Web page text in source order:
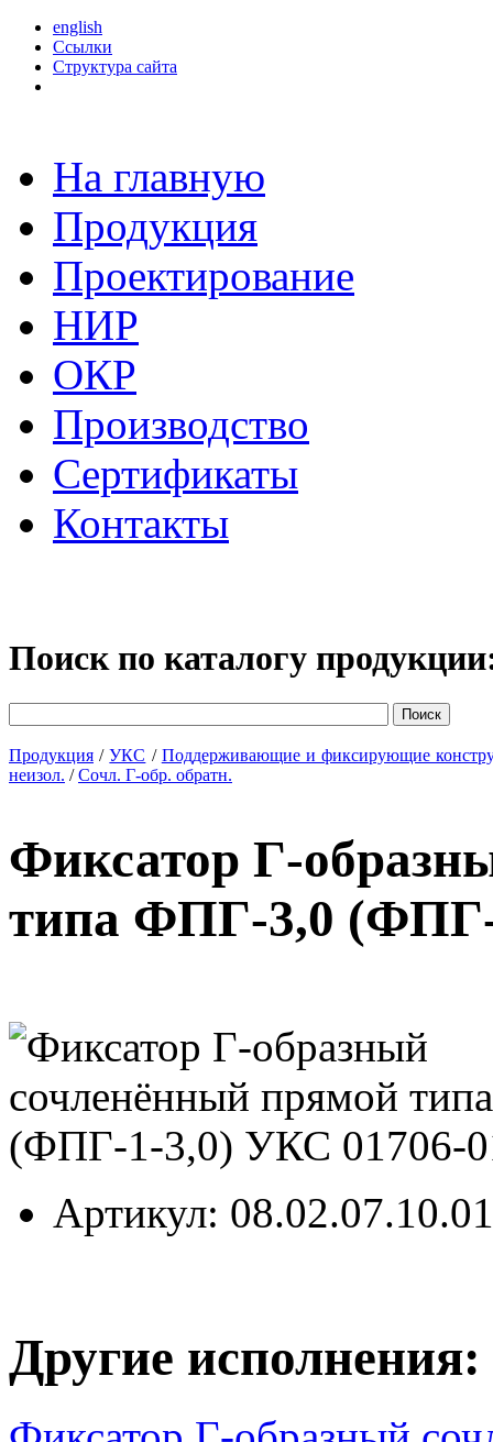
english
Ссылки
Структура сайта
На главную
Продукция
Проектирование
НИР
ОКР
Производство
Сертификаты
Контакты
Поиск по каталогу
Продукция /УКС / Поддерживающие и фиксирующие
неизол. /Сочл. Г-обр. обратн.
Фиксатор Г-
типа ФПГ-3,0
Артикул:
Другие исполнения: